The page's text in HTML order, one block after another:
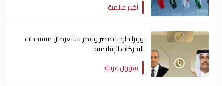
أخبار عالمية
وزيرا خارجية مصر وقطر يستعرضان مستجدات
التحركات الإقليمية
شؤون عربية